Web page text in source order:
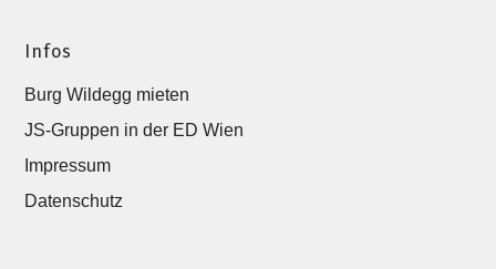
Infos
Burg Wildegg mieten
JS-Gruppen in der ED Wien
Impressum
Datenschutz